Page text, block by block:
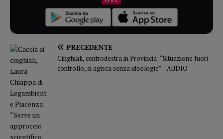
PRECEDENTE
Cinghiali, centrodestra in Provincia: “Situazione fuori
controllo, si agisca senza ideologie” – AUDIO